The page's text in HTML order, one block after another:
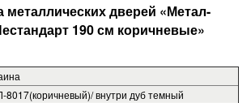
металлических дверей «Метал-
190 см коричневые»
8017(коричневый)/ внутри дуб темный